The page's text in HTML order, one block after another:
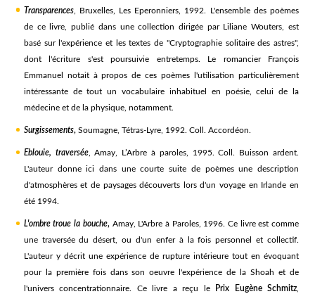
Transparences, Bruxelles, Les Eperonniers, 1992. L'ensemble des poèmes
de ce livre, publié dans une collection dirigée par Liliane Wouters, est
basé sur l'expérience et les textes de "Cryptographie solitaire des astres",
dont l'écriture s'est poursuivie entretemps. Le romancier François
Emmanuel notait à propos de ces poèmes l'utilisation particulièrement
intéressante de tout un vocabulaire inhabituel en poésie, celui de la
médecine et de la physique, notamment.
Surgissements, Soumagne, Tétras-Lyre, 1992. Coll. Accordéon.
Eblouie, traversée, Amay, L’Arbre à paroles, 1995. Coll. Buisson ardent.
L'auteur donne ici dans une courte suite de poèmes une description
d'atmosphères et de paysages découverts lors d'un voyage en Irlande en
été 1994.
L'ombre troue la bouche, Amay, L'Arbre à Paroles, 1996. Ce livre est comme
une traversée du désert, ou d'un enfer à la fois personnel et collectif.
L'auteur y décrit une expérience de rupture intérieure tout en évoquant
pour la première fois dans son oeuvre l'expérience de la Shoah et de
l'univers concentrationnaire. Ce livre a reçu le
Prix Eugène Schmitz,